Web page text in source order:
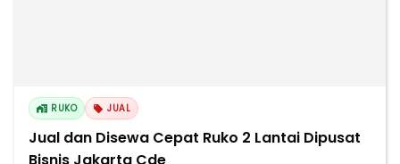
RUKO JUAL
Jual dan Disewa Cepat Ruko 2 Lantai Dipusat